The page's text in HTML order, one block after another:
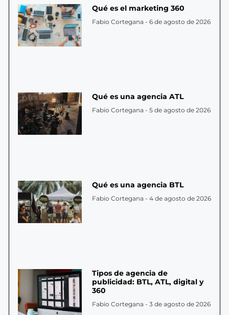
Qué es el marketing 360
Fabio Cortegana 6 de agosto de 2026
Qué es una agencia ATL
Fabio Cortegana 5 de agosto de 2026
Qué es una agencia BTL
Fabio Cortegana 4 de agosto de 2026
Tipos de agencia de
publicidad: BTL, ATL, digital y
360
Fabio Cortegana 3 de agosto de 2026